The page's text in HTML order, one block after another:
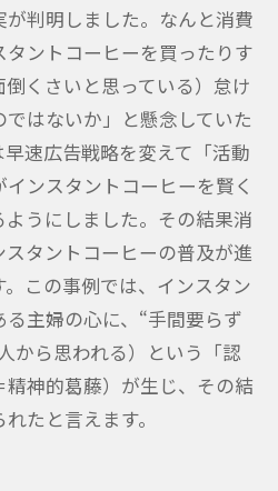
判明しました。なんと消費
ントコーヒーを買ったりす
くさいと思っている）怠け
はないか」と懸念していた
速広告戦略を変えて「活動
ンスタントコーヒーを賢く
うにしました。その結果消
タントコーヒーの普及が進
この事例では、インスタン
主婦の心に、“手間要らず
から思われる）という「認
神的葛藤）が生じ、その結
たと言えます。